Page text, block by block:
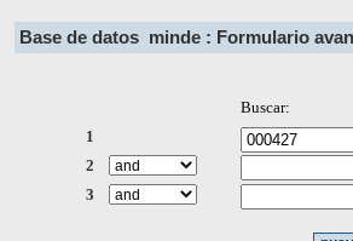
Base de datos minde : Formulario
Buscar:
1
2
3